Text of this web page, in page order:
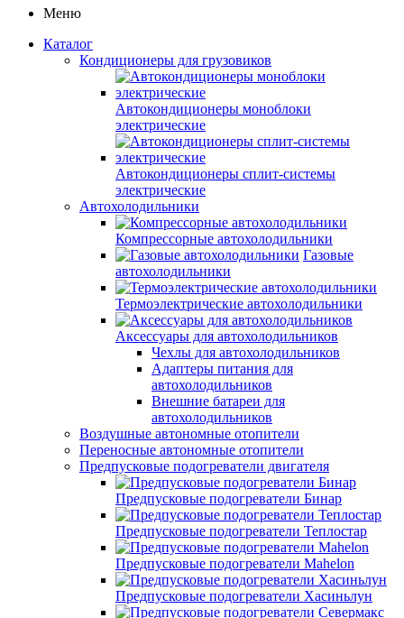
Меню
Каталог
Кондиционеры для грузовиков
Автокондиционеры моноблоки
электрические
Автокондиционеры сплит-системы
электрические
Автохолодильники
Компрессорные автохолодильники
Газовые
автохолодильники
Термоэлектрические автохолодильники
Аксессуары для автохолодильников
Чехлы для автохолодильников
Адаптеры питания для
автохолодильников
Внешние батареи для
автохолодильников
Воздушные автономные отопители
Переносные автономные отопители
Предпусковые подогреватели двигателя
Предпусковые подогреватели Бинар
Предпусковые подогреватели Теплостар
Предпусковые подогреватели Mahelon
Предпусковые подогреватели Хасиньлун